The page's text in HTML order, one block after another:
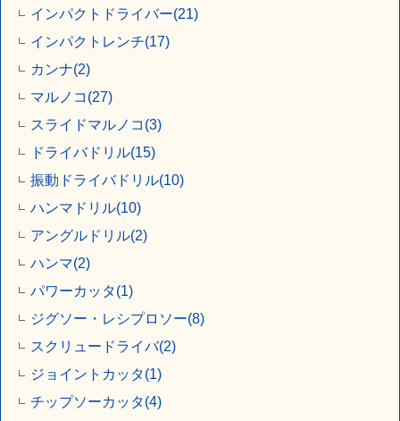
インパクトドライバー(21)
インパクトレンチ(17)
カンナ(2)
マルノコ(27)
スライドマルノコ(3)
ドライバドリル(15)
振動ドライバドリル(10)
ハンマドリル(10)
アングルドリル(2)
ハンマ(2)
パワーカッタ(1)
ジグソー・レシプロソー(8)
スクリュードライバ(2)
ジョイントカッタ(1)
チップソーカッタ(4)